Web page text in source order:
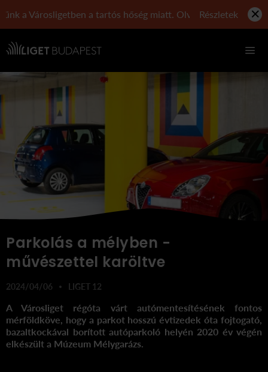
a Városligetben a tartós hőség miatt. Olvasd elRészletek
Navigáció
Parkolás a mélyben -
művészettel karöltve
2024/04/06 LIGET 12
A Városliget régóta várt autómentesítésének fontos
mérföldköve, hogy a parkot hosszú évtizedek óta fojtogató,
bazaltkockával borított autóparkoló helyén 2020 év végén
elkészült a Múzeum Mélygarázs.